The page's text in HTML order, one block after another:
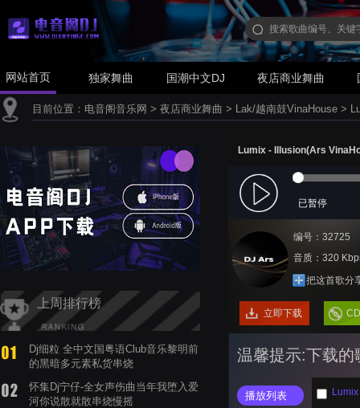
网站首页 独家舞曲 国潮中文DJ 夜店商业舞曲
目前位置： 电音阁音乐网 > 夜店商业舞曲 > Lak/越南鼓VinaHouse >
上周排行榜
Dj细粒 全中文国粤语Club音乐黎明前
的黑暗多元素私货串烧
怀集Dj宁仔-全女声伤曲当年我堕入爱
河你说散就散串烧慢摇
Lumix - Illusion(Ars
已暂停
编号：32725
音质：320
把这首歌分
立即下载
温馨提示:下载的
播放列表